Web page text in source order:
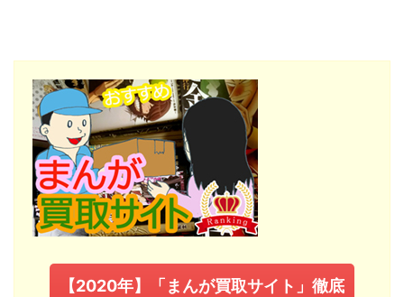
【2020年】「まんが買取サイト」徹底